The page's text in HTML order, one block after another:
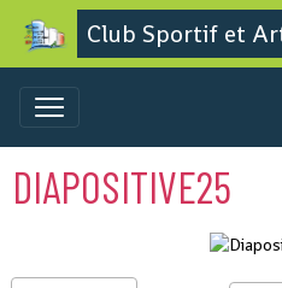
Club Sportif et
DIAPOSITIVE25